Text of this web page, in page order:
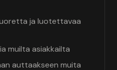
ja luotettavaa
muilta asiakkailta
auttaakseen muita